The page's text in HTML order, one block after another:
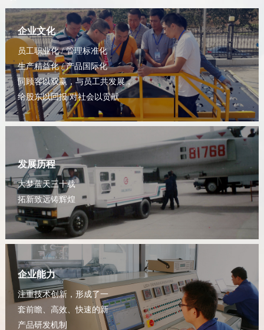
企业文化
员工职业化 / 管理标准化
生产精益化 / 产品国际化
同顾客以双赢，与员工共发展，
给股东以回报 对社会以贡献
发展历程
大梦蓝天三十载
拓新致远铸辉煌
企业能力
注重技术创新，形成了一
套前瞻、高效、快速的新
产品研发机制